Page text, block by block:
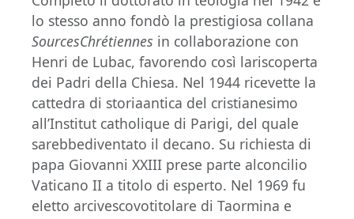
lo stesso anno fondò la prestigiosa collana
SourcesChrétiennes in collaborazione con
Henri de Lubac, favorendo così lariscoperta
dei Padri della Chiesa. Nel 1944 ricevette la
cattedra di storiaantica del cristianesimo
all’Institut catholique di Parigi, del quale
sarebbediventato il decano. Su richiesta di
papa Giovanni XXIII prese parte alconcilio
Vaticano II a titolo di esperto. Nel 1969 fu
eletto arcivescovotitolare di Taormina e